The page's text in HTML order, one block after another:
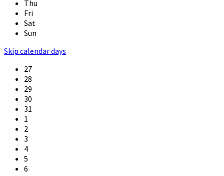
Thu
Fri
Sat
Sun
Skip calendar days
27
28
29
30
31
1
2
3
4
5
6